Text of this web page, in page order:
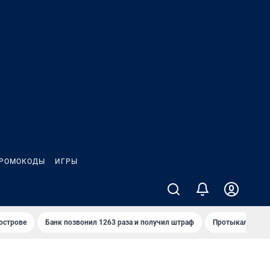
ИГРЫ
Банк позвонил 1263 раза и получил штраф Протыкал